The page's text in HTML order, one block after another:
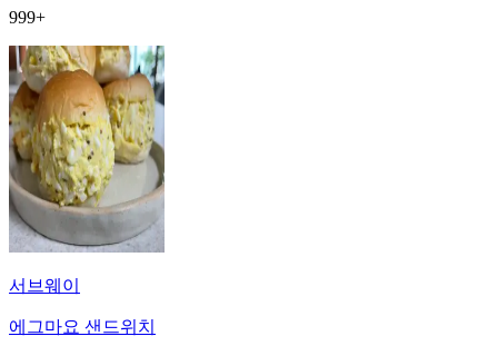
999+
서브웨이
에그마요 샌드위치